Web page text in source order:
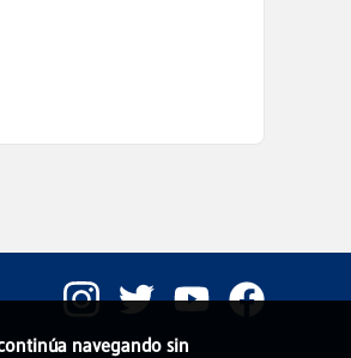
navegando sin